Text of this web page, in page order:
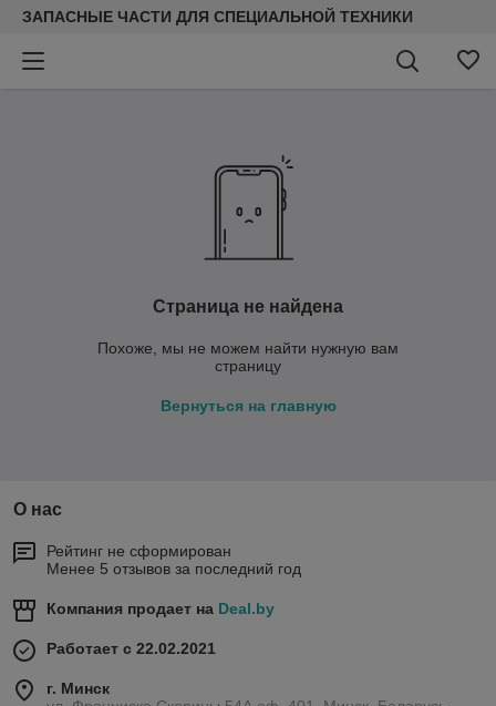
ЗАПАСНЫЕ ЧАСТИ ДЛЯ СПЕЦИАЛЬНОЙ ТЕХНИКИ
Страница не найдена
Похоже, мы не можем найти нужную вам
страницу
Вернуться на главную
О нас
Рейтинг не сформирован
Менее 5 отзывов за последний год
Компания продает на Deal.by
Работает с 22.02.2021
г. Минск